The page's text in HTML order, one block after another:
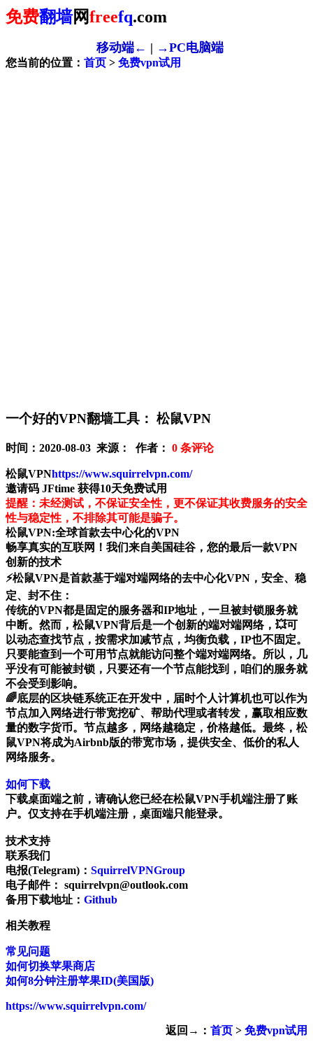
免费翻墙网freefq.com
移动端← | →PC电脑端
您当前的位置： 首页 > 免费vpn试用
一个好的VPN翻墙工具： 松鼠VPN
时间：2020-08-03 来源： 作者： 0 条评论
松鼠VPNhttps://www.squirrelvpn.com/
邀请码 JFtime 获得10天免费试用
提醒：未经测试，不保证安全性，更不保证其收费服务的安全
性与稳定性，不排除其可能是骗子。
松鼠VPN:全球首款去中心化的VPN
畅享真实的互联网！我们来自美国硅谷，您的最后一款VPN
创新的技术
⚡️松鼠VPN是首款基于端对端网络的去中心化VPN，安全、稳
定、封不住：
传统的VPN都是固定的服务器和IP地址，一旦被封锁服务就
中断。然而，松鼠VPN背后是一个创新的端对端网络，💥可
以动态查找节点，按需求加减节点，均衡负载，IP也不固定。
只要能查到一个可用节点就能访问整个端对端网络。所以，几
乎没有可能被封锁，只要还有一个节点能找到，咱们的服务就
不会受到影响。
🌈底层的区块链系统正在开发中，届时个人计算机也可以作为
节点加入网络进行带宽挖矿、帮助代理或者转发，赢取相应数
量的数字货币。节点越多，网络越稳定，价格越低。最终，松
鼠VPN将成为Airbnb版的带宽市场，提供安全、低价的私人
网络服务。
如何下载
下载桌面端之前，请确认您已经在松鼠VPN手机端注册了账
户。仅支持在手机端注册，桌面端只能登录。
技术支持
联系我们
电报(Telegram)： SquirrelVPNGroup
​电子邮件： squirrelvpn@outlook.com
备用下载地址： Github
相关教程
常见问题
如何切换苹果商店
如何8分钟注册苹果ID(美国版)
https://www.squirrelvpn.com/
返回→： 首页 > 免费vpn试用